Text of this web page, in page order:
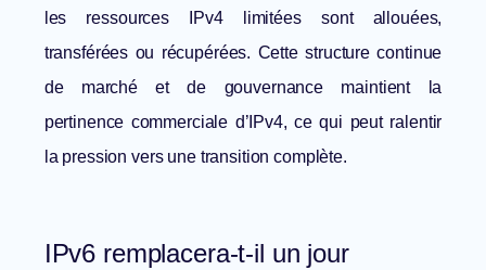
les ressources IPv4 limitées sont allouées,
transférées ou récupérées. Cette structure continue
de marché et de gouvernance maintient la
pertinence commerciale d’IPv4, ce qui peut ralentir
la pression vers une transition complète.
IPv6 remplacera-t-il un jour